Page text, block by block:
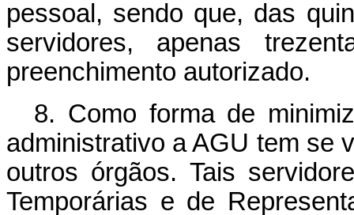
pessoal, sendo que, das
servidores, apenas
preenchimento autorizado.
8. Como forma de
administrativo a AGU tem se
outros órgãos. Tais
Temporárias e de